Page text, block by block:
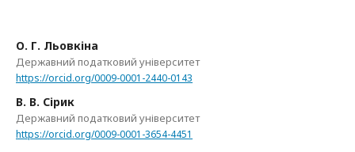
О. Г. Льовкіна
Державний податковий університет
https://orcid.org/0009-0001-2440-0143
В. В. Сірик
Державний податковий університет
https://orcid.org/0009-0001-3654-4451